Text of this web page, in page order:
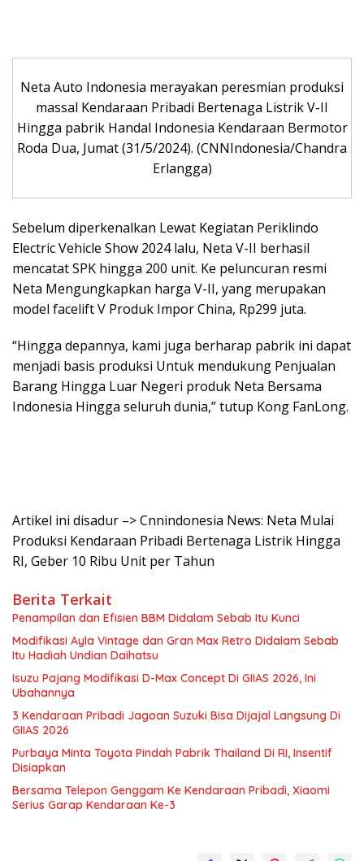
Neta Auto Indonesia merayakan peresmian produksi
massal Kendaraan Pribadi Bertenaga Listrik V-II
Hingga pabrik Handal Indonesia Kendaraan Bermotor
Roda Dua, Jumat (31/5/2024). (CNNIndonesia/Chandra
Erlangga)
Sebelum diperkenalkan Lewat Kegiatan Periklindo
Electric Vehicle Show 2024 lalu, Neta V-II berhasil
mencatat SPK hingga 200 unit. Ke peluncuran resmi
Neta Mengungkapkan harga V-II, yang merupakan
model facelift V Produk Impor China, Rp299 juta.
“Hingga depannya, kami juga berharap pabrik ini dapat
menjadi basis produksi Untuk mendukung Penjualan
Barang Hingga Luar Negeri produk Neta Bersama
Indonesia Hingga seluruh dunia,” tutup Kong FanLong.
Artikel ini disadur –> Cnnindonesia News: Neta Mulai
Produksi Kendaraan Pribadi Bertenaga Listrik Hingga
RI, Geber 10 Ribu Unit per Tahun
Berita Terkait
Penampilan dan Efisien BBM Didalam Sebab Itu Kunci
Modifikasi Ayla Vintage dan Gran Max Retro Didalam Sebab
Itu Hadiah Undian Daihatsu
Isuzu Pajang Modifikasi D-Max Concept Di GIIAS 2026, Ini
Ubahannya
3 Kendaraan Pribadi Jagoan Suzuki Bisa Dijajal Langsung Di
GIIAS 2026
Purbaya Minta Toyota Pindah Pabrik Thailand Di RI, Insentif
Disiapkan
Bersama Telepon Genggam Ke Kendaraan Pribadi, Xiaomi
Serius Garap Kendaraan Ke-3